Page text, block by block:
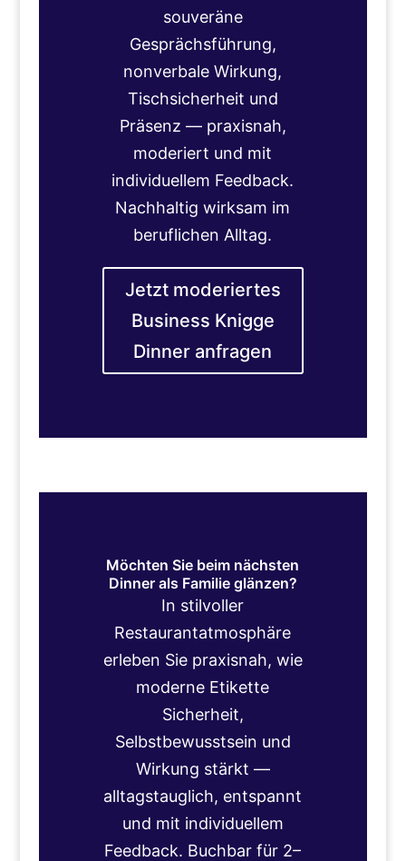
souveräne
Gesprächsführung,
nonverbale Wirkung,
Tischsicherheit und
Präsenz — praxisnah,
moderiert und mit
individuellem Feedback.
Nachhaltig wirksam im
beruflichen Alltag.
Jetzt moderiertes
Business Knigge
Dinner anfragen
Möchten Sie beim nächsten
Dinner als Familie glänzen?
In stilvoller
Restaurantatmosphäre
erleben Sie praxisnah, wie
moderne Etikette
Sicherheit,
Selbstbewusstsein und
Wirkung stärkt —
alltagstauglich, entspannt
und mit individuellem
Feedback. Buchbar für 2–